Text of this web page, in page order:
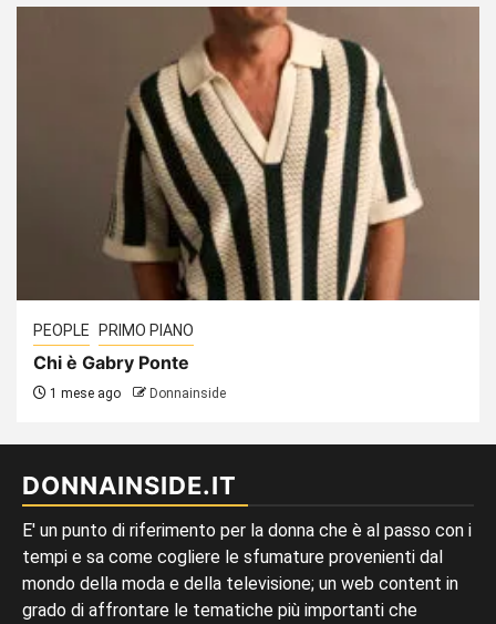
PEOPLE PRIMO PIANO
Chi è Gabry Ponte
1 mese ago Donnainside
DONNAINSIDE.IT
E' un punto di riferimento per la donna che è al passo con i
tempi e sa come cogliere le sfumature provenienti dal
mondo della moda e della televisione; un web content in
grado di affrontare le tematiche più importanti che